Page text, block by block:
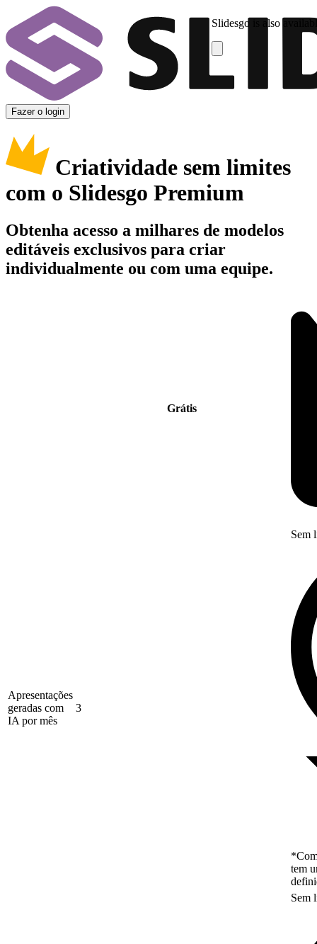
Slidesgo is also
Fazer o login
Criatividade sem limites
com o Slidesgo Premium
Obtenha acesso a milhares de modelos
editáveis exclusivos para criar
individualmente ou com uma equipe.
Grátis
Apresentações
geradas com
IA por mês
3
Sem
tem
Sem